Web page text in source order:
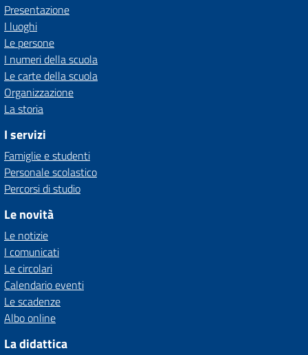
Presentazione
I luoghi
Le persone
I numeri della scuola
Le carte della scuola
Organizzazione
La storia
I servizi
Famiglie e studenti
Personale scolastico
Percorsi di studio
Le novità
Le notizie
I comunicati
Le circolari
Calendario eventi
Le scadenze
Albo online
La didattica